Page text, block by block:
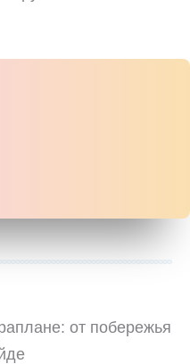
от побережья